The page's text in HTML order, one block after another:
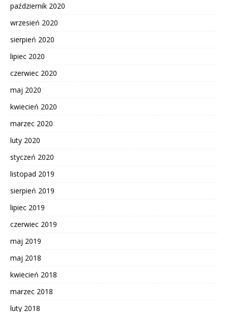
październik 2020
wrzesień 2020
sierpień 2020
lipiec 2020
czerwiec 2020
maj 2020
kwiecień 2020
marzec 2020
luty 2020
styczeń 2020
listopad 2019
sierpień 2019
lipiec 2019
czerwiec 2019
maj 2019
maj 2018
kwiecień 2018
marzec 2018
luty 2018